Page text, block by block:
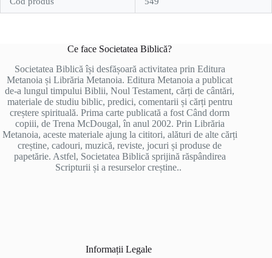
Ce face Societatea Biblică?
Societatea Biblică își desfășoară activitatea prin Editura
Metanoia și Librăria Metanoia. Editura Metanoia a publicat
de-a lungul timpului Biblii, Noul Testament, cărți de cântări,
materiale de studiu biblic, predici, comentarii și cărți pentru
creștere spirituală. Prima carte publicată a fost Când dorm
copiii, de Trena McDougal, în anul 2002. Prin Librăria
Metanoia, aceste materiale ajung la cititori, alături de alte cărți
creștine, cadouri, muzică, reviste, jocuri și produse de
papetărie. Astfel, Societatea Biblică sprijină răspândirea
Scripturii și a resurselor creștine..
Informații Legale